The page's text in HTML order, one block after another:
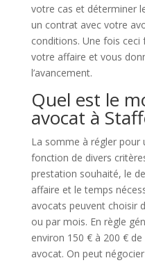
votre cas et déterminer
un contrat avec votre
conditions. Une fois ceci
votre affaire et vous
l’avancement.
Quel est le
avocat à
La somme à régler pour
fonction de divers
prestation souhaité, le
affaire et le temps
avocats peuvent choisir
ou par mois. En règle
environ 150 € à 200 € de
avocat. On peut